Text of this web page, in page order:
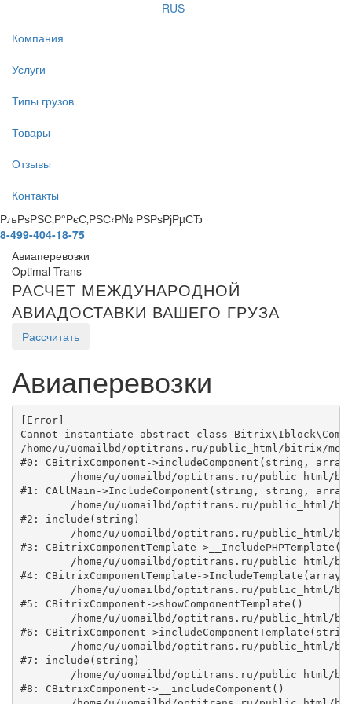
RUS
Компания
Услуги
Типы грузов
Товары
Отзывы
Контакты
РљРѕРЅС‚Р°РєС‚РЅС‹Р№ РЅРѕРјРµСЂ
8-499-404-18-75
Авиаперевозки
Optimal Trans
РАСЧЕТ МЕЖДУНАРОДНОЙ
АВИАДОСТАВКИ ВАШЕГО ГРУЗА
Рассчитать
Авиаперевозки
[Error]
Cannot instantiate abstract class
/home/u/uomailbd/optitrans.ru/public_html/bitrix/
#0: CBitrixComponent->includeComponent(string,
#1: CAllMain->IncludeComponent(string, string,
#2: include(string)
#3: CBitrixComponentTemplate-
#4: CBitrixComponentTemplate->IncludeTemplate(array)
#5: CBitrixComponent->showComponentTemplate()
#6: CBitrixComponent-
#7: include(string)
#8: CBitrixComponent->__includeComponent()